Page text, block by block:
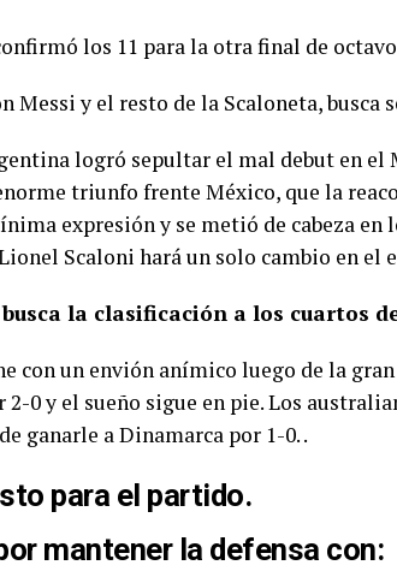
los 11 para la otra final de
Messi y el resto de la Scaloneta,
logró sepultar el mal debut en el
triunfo frente México, que la
expresión y se metió de cabeza en
Scaloni hará un solo cambio en el
la clasificación a los cuartos
con un envión anímico luego de la
2-0 y el sueño sigue en pie. Los
ganarle a Dinamarca por 1-0. .
mantener la defensa con: